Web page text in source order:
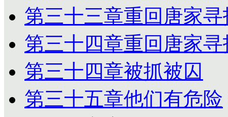
第三十三章重回唐家
第三十四章重回唐家
第三十四章被抓被囚
第三十五章他们有危险